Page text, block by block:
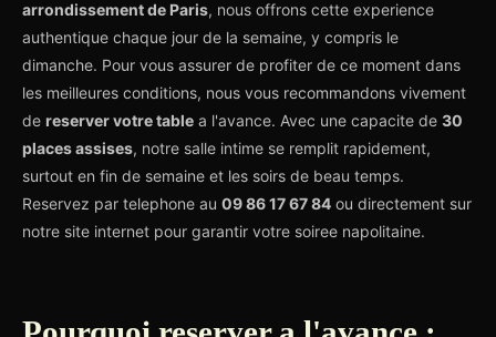
arrondissement de Paris, nous offrons cette experience
authentique chaque jour de la semaine, y compris le
dimanche. Pour vous assurer de profiter de ce moment dans
les meilleures conditions, nous vous recommandons vivement
de reserver votre table a l'avance. Avec une capacite de 30
places assises, notre salle intime se remplit rapidement,
surtout en fin de semaine et les soirs de beau temps.
Reservez par telephone au 09 86 17 67 84 ou directement sur
notre site internet pour garantir votre soiree napolitaine.